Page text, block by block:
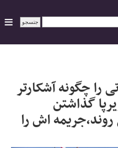
را چگونه آشکارتر
گذاشتن
اش را